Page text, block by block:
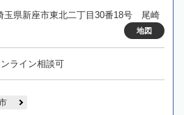
玉県新座市東北二丁目30番18号 尾崎
地図
ライン相談可